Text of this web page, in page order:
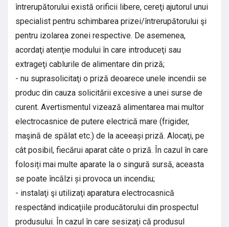
întrerupătorului există orificii libere, cereţi ajutorul unui
specialist pentru schimbarea prizei/întrerupătorului şi
pentru izolarea zonei respective. De asemenea,
acordaţi atenţie modului în care introduceţi sau
extrageţi cablurile de alimentare din priză;
- nu suprasolicitaţi o priză deoarece unele incendii se
produc din cauza solicitării excesive a unei surse de
curent. Avertismentul vizează alimentarea mai multor
electrocasnice de putere electrică mare (frigider,
maşină de spălat etc.) de la aceeași priză. Alocaţi, pe
cât posibil, fiecărui aparat câte o priză. În cazul în care
folosiți mai multe aparate la o singură sursă, aceasta
se poate încălzi și provoca un incendiu;
- instalaţi şi utilizaţi aparatura electrocasnică
respectând indicaţiile producătorului din prospectul
produsului. În cazul în care sesizaţi că produsul